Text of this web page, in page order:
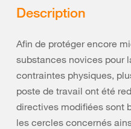
Description
Afin de protéger encore
substances novices pour
contraintes physiques,
poste de travail ont été
directives modifiées sont
les cercles concernés